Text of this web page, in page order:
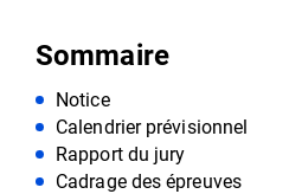
Sommaire
Notice
Calendrier prévisionnel
Rapport du jury
Cadrage des épreuves